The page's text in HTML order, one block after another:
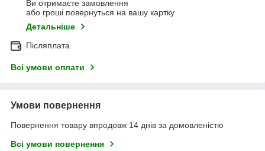
Ви отримаєте замовлення
або гроші повернуться на вашу картку
Детальніше
Післяплата
Всі умови оплати
Умови повернення
Повернення товару впродовж 14 днів за домовленістю
Всі умови повернення